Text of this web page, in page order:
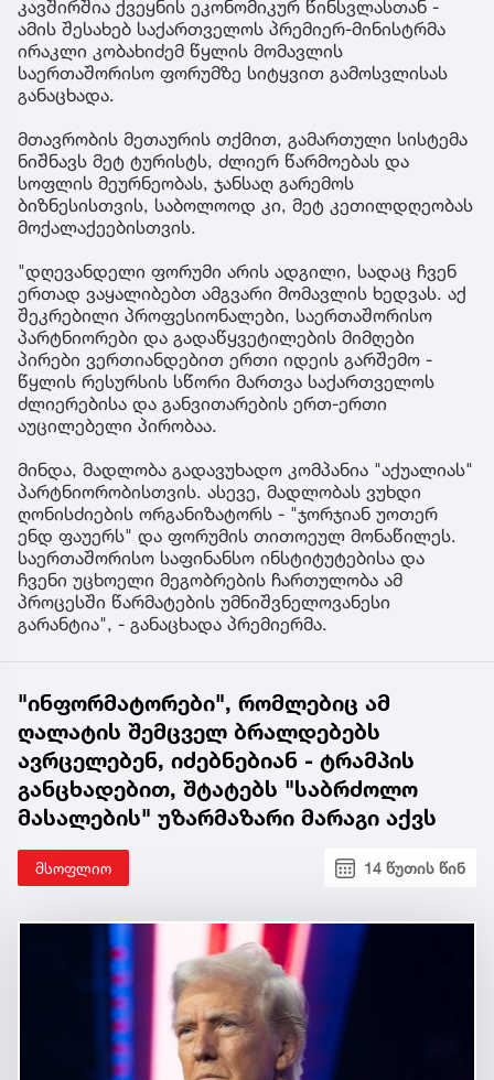
კავშირშია ქვეყნის ეკონომიკურ წინსვლასთან -
ამის შესახებ საქართველოს პრემიერ-მინისტრმა
ირაკლი კობახიძემ წყლის მომავლის
საერთაშორისო ფორუმზე სიტყვით გამოსვლისას
განაცხადა.
მთავრობის მეთაურის თქმით, გამართული სისტემა
ნიშნავს მეტ ტურისტს, ძლიერ წარმოებას და
სოფლის მეურნეობას, ჯანსაღ გარემოს
ბიზნესისთვის, საბოლოოდ კი, მეტ კეთილდღეობას
მოქალაქეებისთვის.
"დღევანდელი ფორუმი არის ადგილი, სადაც ჩვენ
ერთად ვაყალიბებთ ამგვარი მომავლის ხედვას. აქ
შეკრებილი პროფესიონალები, საერთაშორისო
პარტნიორები და გადაწყვეტილების მიმღები
პირები ვერთიანდებით ერთი იდეის გარშემო -
წყლის რესურსის სწორი მართვა საქართველოს
ძლიერებისა და განვითარების ერთ-ერთი
აუცილებელი პირობაა.
მინდა, მადლობა გადავუხადო კომპანია "აქუალიას"
პარტნიორობისთვის. ასევე, მადლობას ვუხდი
ღონისძიების ორგანიზატორს - "ჯორჯიან უოთერ
ენდ ფაუერს" და ფორუმის თითოეულ მონაწილეს.
საერთაშორისო საფინანსო ინსტიტუტებისა და
ჩვენი უცხოელი მეგობრების ჩართულობა ამ
პროცესში წარმატების უმნიშვნელოვანესი
გარანტია", - განაცხადა პრემიერმა.
"ინფორმატორები", რომლებიც ამ
ღალატის შემცველ ბრალდებებს
ავრცელებენ, იძებნებიან - ტრამპის
განცხადებით, შტატებს "საბრძოლო
მასალების" უზარმაზარი მარაგი აქვს
მსოფლიო 14 წუთის წინ